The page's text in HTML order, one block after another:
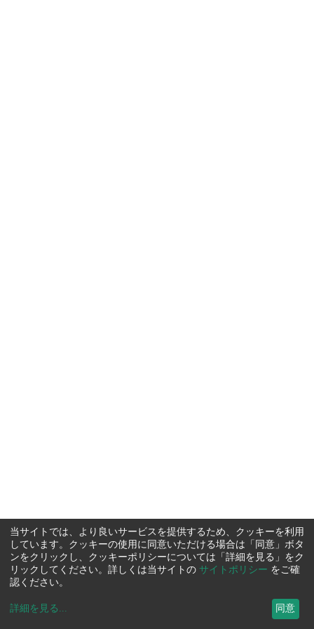
当サイトでは、より良いサービスを提供するため、クッキーを利用
しています。クッキーの使用に同意いただける場合は「同意」ボタ
ンをクリックし、クッキーポリシーについては「詳細を見る」をク
リックしてください。詳しくは当サイトの サイトポリシー をご確
認ください。
詳細を見る ... 同意